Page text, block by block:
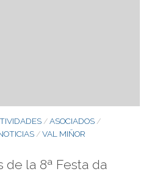
/ ASOCIADOS /
/ VAL MIÑOR
la 8ª Festa da